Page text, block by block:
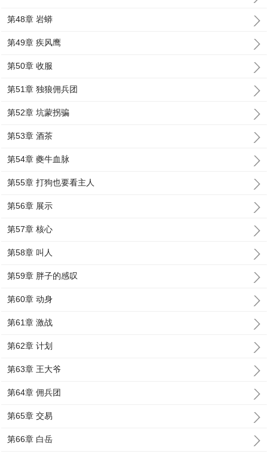
第48章 岩蟒
第49章 疾风鹰
第50章 收服
第51章 独狼佣兵团
第52章 坑蒙拐骗
第53章 酒茶
第54章 夔牛血脉
第55章 打狗也要看主人
第56章 展示
第57章 核心
第58章 叫人
第59章 胖子的感叹
第60章 动身
第61章 激战
第62章 计划
第63章 王大爷
第64章 佣兵团
第65章 交易
第66章 白岳